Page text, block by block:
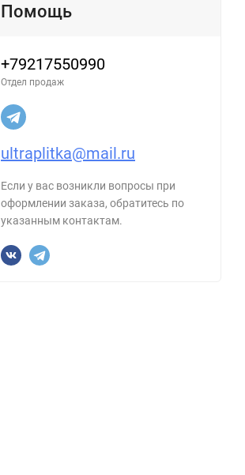
Помощь
+79217550990
Отдел продаж
ultraplitka@mail.ru
Если у вас возникли вопросы при
оформлении заказа, обратитесь по
указанным контактам.